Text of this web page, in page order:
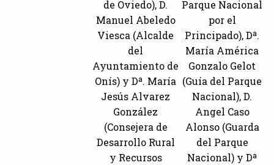
de Oviedo), D.
Manuel Abeledo
Viesca (Alcalde
del
Ayuntamiento de
Onís) y Dª. María
Jesús Alvarez
González
(Consejera de
Desarrollo Rural
y Recursos
Parque Nacional
por el
Principado), Dª.
María América
Gonzalo Gelot
(Guía del Parque
Nacional), D.
Angel Caso
Alonso (Guarda
del Parque
Nacional) y Dª